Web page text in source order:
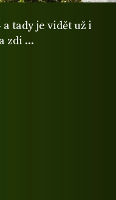
a tady je vidět už i
zdi ...